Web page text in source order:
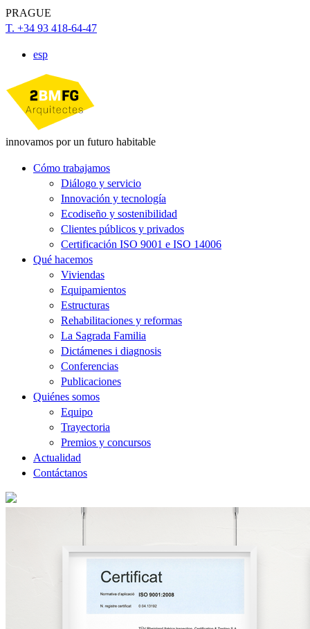
PRAGUE
T. +34 93 418-64-47
esp
innovamos por un futuro habitable
Cómo trabajamos
Diálogo y servicio
Innovación y tecnología
Ecodiseño y sostenibilidad
Clientes públicos y privados
Certificación ISO 9001 e ISO 14006
Qué hacemos
Viviendas
Equipamientos
Estructuras
Rehabilitaciones y reformas
La Sagrada Familia
Dictámenes i diagnosis
Conferencias
Publicaciones
Quiénes somos
Equipo
Trayectoria
Premios y concursos
Actualidad
Contáctanos